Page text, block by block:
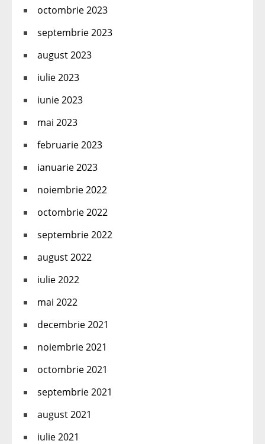
octombrie 2023
septembrie 2023
august 2023
iulie 2023
iunie 2023
mai 2023
februarie 2023
ianuarie 2023
noiembrie 2022
octombrie 2022
septembrie 2022
august 2022
iulie 2022
mai 2022
decembrie 2021
noiembrie 2021
octombrie 2021
septembrie 2021
august 2021
iulie 2021